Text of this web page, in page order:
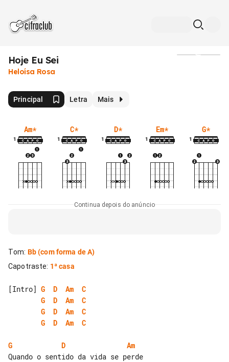
Hoje Eu Sei
Heloísa Rosa
Principal Letra Mais
Am*
1
C*
1
D*
1
Em*
1
G*
1
Continua depois do anúncio
Tom: Bb(com forma de A)
Capotraste: 1ª casa
[Intro] G D Am
C
G
D Am
C
G
D Am
C
G
D Am C
G D
Am